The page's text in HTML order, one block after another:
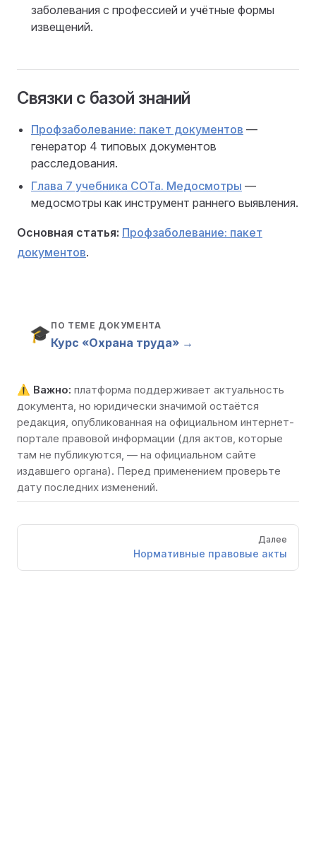
заболевания с профессией и учётные формы
извещений.
Связки с базой знаний
Профзаболевание: пакет документов —
генератор 4 типовых документов
расследования.
Глава 7 учебника СОТа. Медосмотры —
медосмотры как инструмент раннего выявления.
Основная статья: Профзаболевание: пакет
документов.
🎓 ПО ТЕМЕ ДОКУМЕНТА
Курс «Охрана труда» →
⚠️ Важно: платформа поддерживает актуальность
документа, но юридически значимой остаётся
редакция, опубликованная на официальном интернет-
портале правовой информации (для актов, которые
там не публикуются, — на официальном сайте
издавшего органа). Перед применением проверьте
дату последних изменений.
Pager
Далее
Нормативные правовые акты